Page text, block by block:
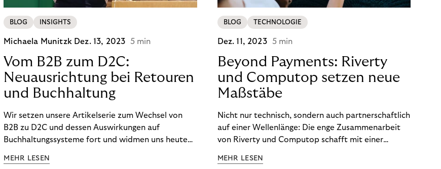
BLOG INSIGHTS
Michaela Munitzk Dez. 13, 2023 5 min
Vom B2B zum D2C:
Neuausrichtung bei Retouren
und Buchhaltung
Wir setzen unsere Artikelserie zum Wechsel von
B2B zu D2C und dessen Auswirkungen auf
Buchhaltungssysteme fort und widmen uns heute
im D2C-Bereich.
MEHR LESEN
BLOG TECHNOLOGIE
Dez. 11, 2023 5 min
Beyond Payments: Riverty
und Computop setzen neue
Maßstäbe
Nicht nur technisch, sondern auch partnerschaftlich
auf einer Wellenlänge: Die enge Zusammenarbeit
von Riverty und Computop schafft mit einer
Zahlungsabwicklung echte Mehrwerte für Händler.
MEHR LESEN